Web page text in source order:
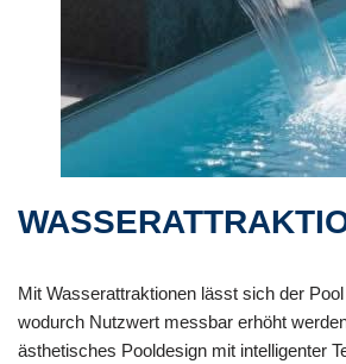
Mit Wasserattraktionen lässt sich der
wodurch Nutzwert messbar erhöht
ästhetisches Pooldesign mit intelligenter